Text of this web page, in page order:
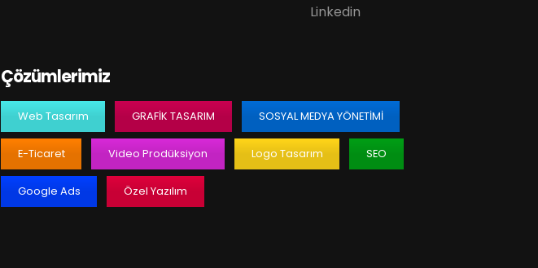
Linkedin
Çözümlerimiz
Web Tasarım GRAFIK TASARIM SOSYAL MEDYA YÖNETIMI
E-Ticaret Video Prodüksiyon Logo Tasarım SEO
Google Ads Özel Yazılım